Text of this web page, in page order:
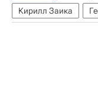
Кирилл Заика